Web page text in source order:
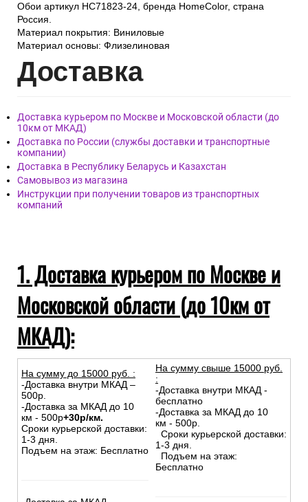
Обои артикул HC71823-24, бренда HomeColor, страна
Россия.
Материал покрытия: Виниловые
Материал основы: Флизелиновая
Доставка
Доставка курьером по Москве и Московской области (до
10км от МКАД)
Доставка по России (службы доставки и транспортные
компании)
Доставка в Республику Беларусь и Казахстан
Самовывоз из магазина
Инструкции при получении товаров из транспортных
компаний
1. Доставка курьером по Москве и
Московской области (до 10км от
МКАД):
На сумму до 15000 руб. :
-Доставка внутри МКАД –
500р.
-Доставка за МКАД до 10
км - 500р+30р/км.
Сроки курьерской доставки:
1-3 дня.
Подъем на этаж: Бесплатно
На сумму свыше 15000 руб.
:
-Доставка внутри МКАД -
бесплатно
-Доставка за МКАД до 10
км - 500р.
Сроки курьерской доставки:
1-3 дня.
Подъем на этаж:
Бесплатно